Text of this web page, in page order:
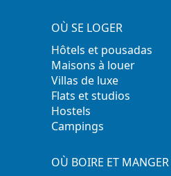
OÙ SE LOGER
Hôtels et pousadas
Maisons à louer
Villas de luxe
Flats et studios
Hostels
Campings
OÙ BOIRE ET MANGER